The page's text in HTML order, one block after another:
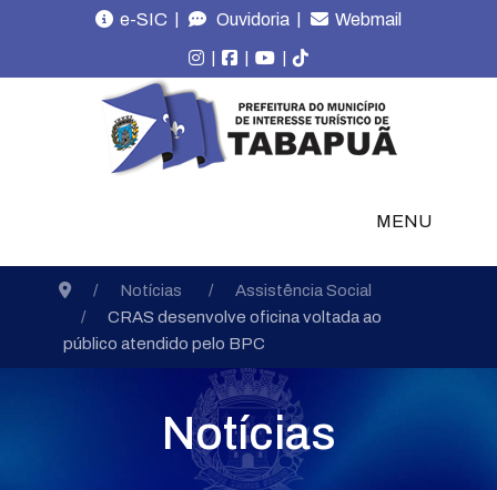
e-SIC | Ouvidoria | Webmail
| | |
MENU
Notícias
Assistência Social
CRAS desenvolve oficina voltada ao
público atendido pelo BPC
Notícias